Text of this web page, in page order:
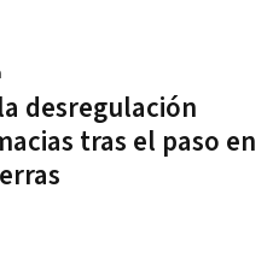
desregulación
tras el paso en